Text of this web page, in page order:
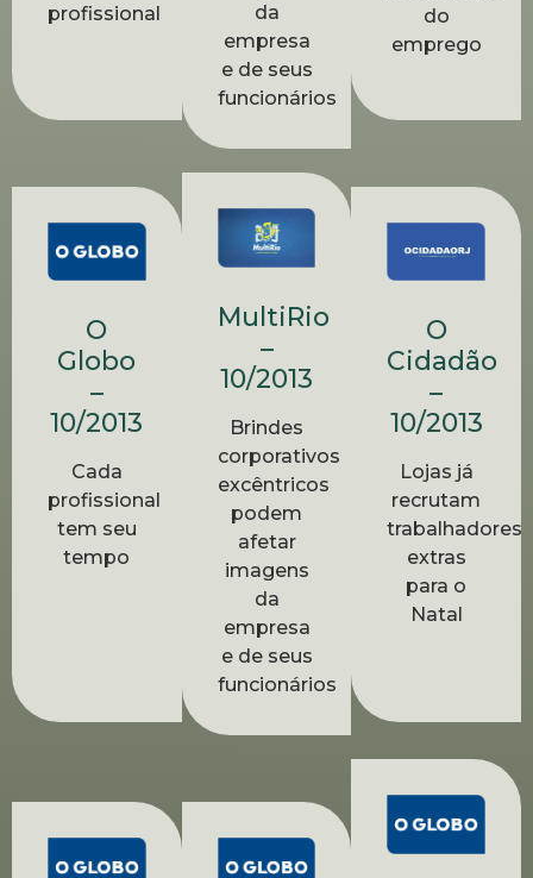
profissional
da
empresa
e de seus
funcionários
do
emprego
O
Globo
–
10/2013
Cada
profissional
tem seu
tempo
MultiRio
–
10/2013
Brindes
corporativos
excêntricos
podem
afetar
imagens
da
empresa
e de seus
funcionários
O
Cidadão
–
10/2013
Lojas já
recrutam
trabalhadores
extras
para o
Natal